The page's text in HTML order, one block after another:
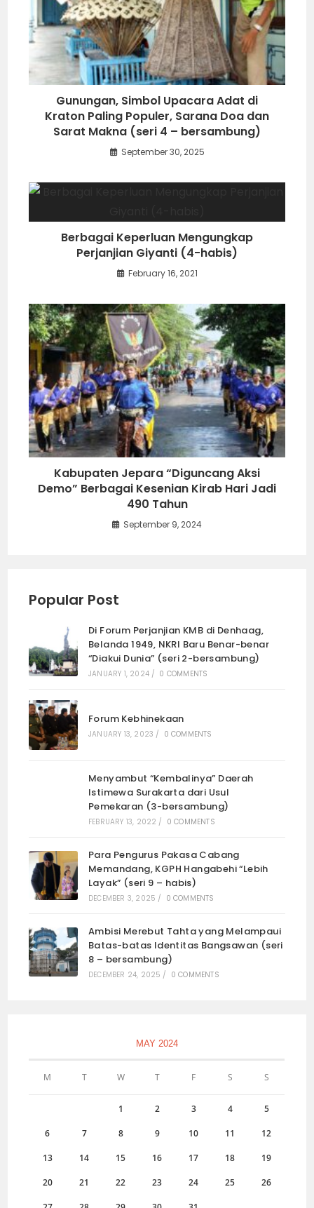
Gunungan, Simbol Upacara Adat di
Kraton Paling Populer, Sarana Doa dan
Sarat Makna (seri 4 – bersambung)
September 30, 2025
Berbagai Keperluan Mengungkap
Perjanjian Giyanti (4-habis)
February 16, 2021
Kabupaten Jepara “Diguncang Aksi
Demo” Berbagai Kesenian Kirab Hari Jadi
490 Tahun
September 9, 2024
Popular Post
Di Forum Perjanjian KMB di Denhaag,
Belanda 1949, NKRI Baru Benar-benar
“Diakui Dunia” (seri 2-bersambung)
JANUARY 1, 2024 / 0 COMMENTS
Forum Kebhinekaan
JANUARY 13, 2023 / 0 COMMENTS
Menyambut “Kembalinya” Daerah
Istimewa Surakarta dari Usul
Pemekaran (3-bersambung)
FEBRUARY 13, 2022 / 0 COMMENTS
Para Pengurus Pakasa Cabang
Memandang, KGPH Hangabehi “Lebih
Layak” (seri 9 – habis)
DECEMBER 3, 2025 / 0 COMMENTS
Ambisi Merebut Tahta yang Melampaui
Batas-batas Identitas Bangsawan (seri
8 – bersambung)
DECEMBER 24, 2025 / 0 COMMENTS
MAY 2024
M T W T F S S
1 2 3 4 5
6 7 8 9 10 11 12
13 14 15 16 17 18 19
20 21 22 23 24 25 26